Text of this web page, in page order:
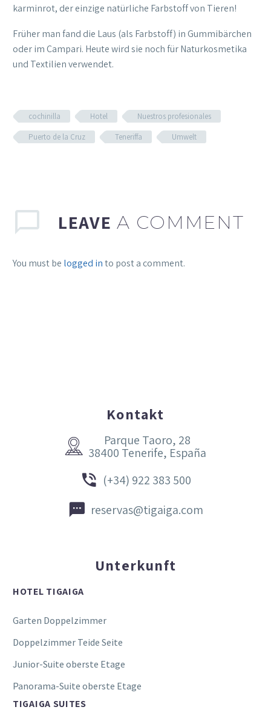
karminrot, der einzige natürliche Farbstoff von Tieren!
Früher man fand die Laus (als Farbstoff) in Gummibärchen
oder im Campari. Heute wird sie noch für Naturkosmetika
und Textilien verwendet.
cochinilla Hotel
Nuestros profesionales
Puerto de la Cruz
Teneriffa Umwelt
LEAVE A COMMENT
You must be logged into post a comment.
Kontakt


Parque Taoro, 28
38400 Tenerife, España

 (+34) 922 383 500

 reservas@tigaiga.com
Unterkunft
HOTEL TIGAIGA
Garten Doppelzimmer
Doppelzimmer Teide Seite
Junior-Suite oberste Etage
Panorama-Suite oberste Etage
TIGAIGA SUITES